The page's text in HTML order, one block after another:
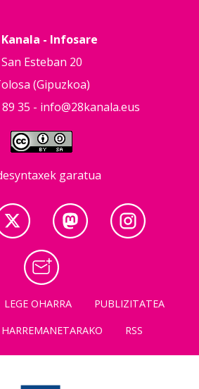
Kanala - Infosare
San Esteban 20
(Gipuzkoa)
35 - info@28kanala.eus
garatua
LEGE OHARRA
PUBLIZITATEA
HARREMANETARAKO RSS